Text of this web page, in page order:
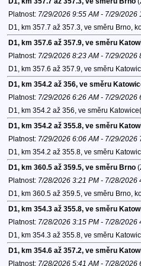
Platnost: 7/29/2026 9:55 AM - 7/29/2026
D1, km 357.7 až 357.3, ve směru Brno,
D1, km 357.6 až 357.9, ve směru
Platnost: 7/29/2026 8:23 AM - 7/29/2026
D1, km 357.6 až 357.9, ve směru
D1, km 354.2 až 356, ve směru
Platnost: 7/29/2026 6:26 AM - 7/29/2026
D1, km 354.2 až 356, ve směru
D1, km 354.2 až 355.8, ve směru
Platnost: 7/29/2026 6:06 AM - 7/29/2026
D1, km 354.2 až 355.8, ve směru
D1, km 360.5 až 359.5, ve směru Brno
Platnost: 7/28/2026 3:21 PM - 7/28/2026
D1, km 360.5 až 359.5, ve směru Brno,
D1, km 354.3 až 355.8, ve směru
Platnost: 7/28/2026 3:15 PM - 7/28/2026
D1, km 354.3 až 355.8, ve směru
D1, km 354.6 až 357.2, ve směru
Platnost: 7/28/2026 5:41 AM - 7/28/2026